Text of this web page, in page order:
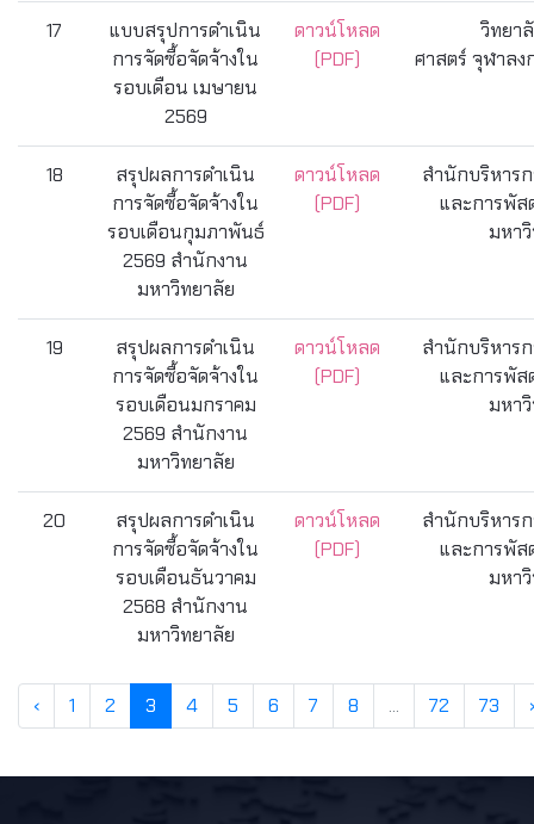
17
แบบสรุปการดำเนิน
การจัดซื้อจัดจ้างใน
รอบเดือน เมษายน
2569
ดาวน์โหลด
(PDF)
วิทยา
ศาสตร์ จุฬาล
18
สรุปผลการดำเนิน
การจัดซื้อจัดจ้างใน
รอบเดือนกุมภาพันธ์
2569 สำนักงาน
มหาวิทยาลัย
ดาวน์โหลด
(PDF)
สำนักบริหาร
และการพั
มหา
19
สรุปผลการดำเนิน
การจัดซื้อจัดจ้างใน
รอบเดือนมกราคม
2569 สำนักงาน
มหาวิทยาลัย
ดาวน์โหลด
(PDF)
สำนักบริหาร
และการพั
มหา
20
สรุปผลการดำเนิน
การจัดซื้อจัดจ้างใน
รอบเดือนธันวาคม
2568 สำนักงาน
มหาวิทยาลัย
ดาวน์โหลด
(PDF)
สำนักบริหาร
และการพั
มหา
‹ 1 2 3 4 5 6 7 8 ... 72 73 ›